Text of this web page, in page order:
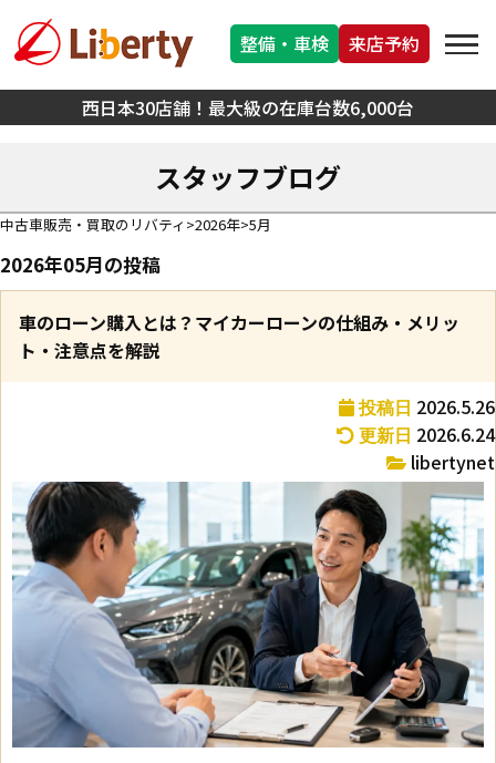
西日本30店舗！最大級の在庫台数6,000台
整備・車検 来店予約
スタッフブログ
中古車販売・買取のリバティ 2026年 5月
2026年05月の投稿
車のローン購入とは？マイカーローンの仕組み・メリッ
ト・注意点を解説
投稿日 2026.5.26
更新日 2026.6.24
libertynet